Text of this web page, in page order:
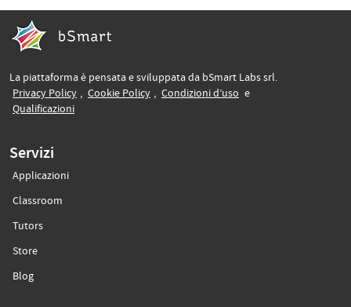
La piattaforma è pensata e sviluppata da bSmart Labs srl.
Privacy Policy(si apre in un’altra scheda)
, Cookie Policy(si apre in un’altra scheda)
, Condizioni d’uso (si apre in un’altra
e
Qualificazioni(si apre in un’altra scheda)
Servizi
Applicazioni
Classroom
Tutors(si apre in un’altra scheda)
Store(si apre in un’altra scheda)
Blog(si apre in un’altra scheda)